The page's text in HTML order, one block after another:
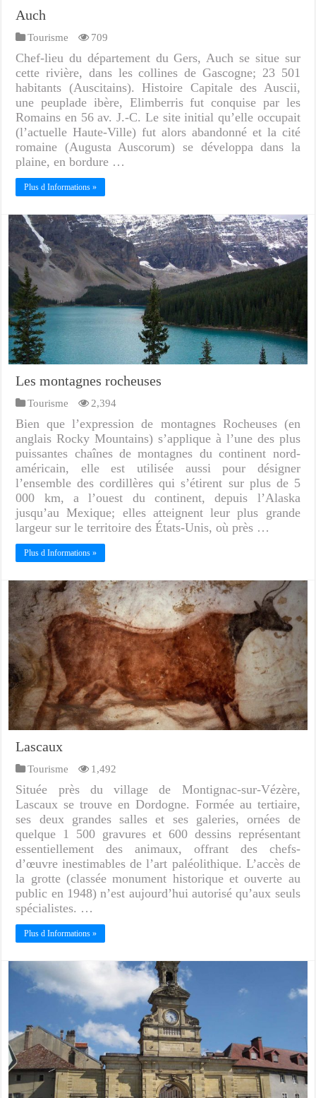
Auch
Tourisme 709
Chef-lieu du département du Gers, Auch se situe sur
cette rivière, dans les collines de Gascogne; 23 501
habitants (Auscitains). Histoire Capitale des Auscii,
une peuplade ibère, Elimberris fut conquise par les
Romains en 56 av. J.-C. Le site initial qu’elle occupait
(l’actuelle Haute-Ville) fut alors abandonné et la cité
romaine (Augusta Auscorum) se développa dans la
plaine, en bordure …
Plus d Informations »
Les montagnes rocheuses
Tourisme 2,394
Bien que l’expression de montagnes Rocheuses (en
anglais Rocky Mountains) s’applique à l’une des plus
puissantes chaînes de montagnes du continent nord-
américain, elle est utilisée aussi pour désigner
l’ensemble des cordillères qui s’étirent sur plus de 5
000 km, a l’ouest du continent, depuis l’Alaska
jusqu’au Mexique; elles atteignent leur plus grande
largeur sur le territoire des États-Unis, où près …
Plus d Informations »
Lascaux
Tourisme 1,492
Située près du village de Montignac-sur-Vézère,
Lascaux se trouve en Dordogne. Formée au tertiaire,
ses deux grandes salles et ses galeries, ornées de
quelque 1 500 gravures et 600 dessins représentant
essentiellement des animaux, offrant des chefs-
d’œuvre inestimables de l’art paléolithique. L’accès de
la grotte (classée monument historique et ouverte au
public en 1948) n’est aujourd’hui autorisé qu’aux seuls
spécialistes. …
Plus d Informations »